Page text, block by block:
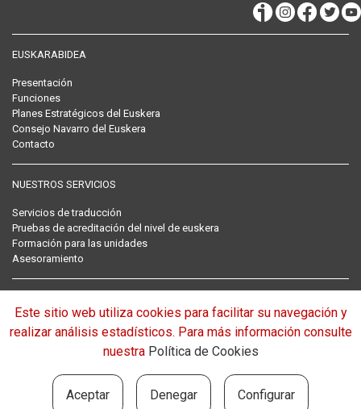
EUSKARABIDEA
Presentación
Funciones
Planes Estratégicos del Euskera
Consejo Navarro del Euskera
Contacto
NUESTROS SERVICIOS
Servicios de traducción
Pruebas de acreditación del nivel de euskera
Formación para las unidades
Asesoramiento
Normativa
Carta Europea de las lenguas regionales y minoritarias
Este sitio web utiliza cookies para facilitar su navegación y
realizar análisis estadísticos. Para más información consulte
nuestra Política de Cookies
Aceptar Denegar Configurar